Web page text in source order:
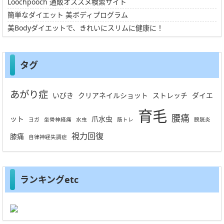
簡単なダイエット 美ボディプログラム
美Bodyダイエットで、きれいにスリムに健康に！
タグ
あがり症 いびき クリアネイルショット ストレッチ ダイエ
ット ヨガ 坐骨神経痛 水虫 爪水虫 筋トレ 育毛 腰痛 膀胱炎
膝痛 自律神経失調症 視力回復
ランキングetc